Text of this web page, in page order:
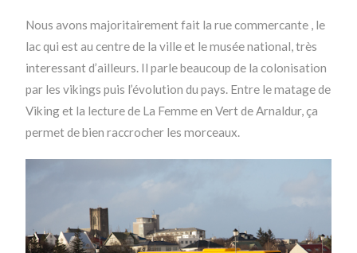
Nous avons majoritairement fait la rue commercante , le
lac qui est au centre de la ville et le musée national, très
interessant d’ailleurs. Il parle beaucoup de la colonisation
par les vikings puis l’évolution du pays. Entre le matage de
Viking et la lecture de La Femme en Vert de Arnaldur, ça
permet de bien raccrocher les morceaux.